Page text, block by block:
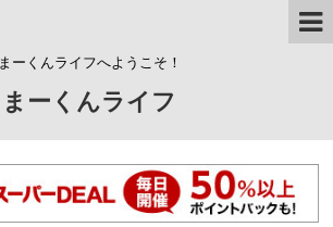
まーくんライフへようこそ！
まーくんライフ